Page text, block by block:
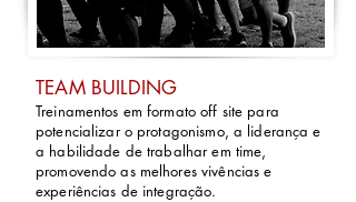
TEAM BUILDING
Treinamentos em formato off site para
potencializar o protagonismo, a liderança e
a habilidade de trabalhar em time,
promovendo as melhores vivências e
experiências de integração.